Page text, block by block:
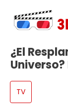
¿El
Universo?
TV